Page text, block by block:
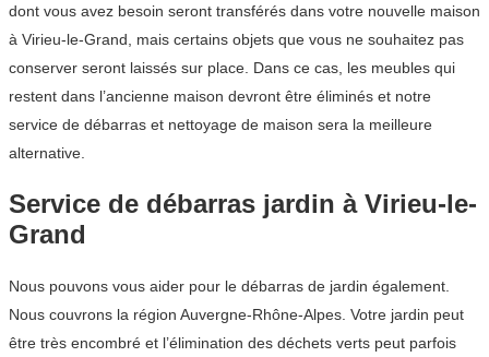
dont vous avez besoin seront transférés dans votre nouvelle maison
à Virieu-le-Grand, mais certains objets que vous ne souhaitez pas
conserver seront laissés sur place. Dans ce cas, les meubles qui
restent dans l’ancienne maison devront être éliminés et notre
service de débarras et nettoyage de maison sera la meilleure
alternative.
Service de débarras jardin à Virieu-le-
Grand
Nous pouvons vous aider pour le débarras de jardin également.
Nous couvrons la région Auvergne-Rhône-Alpes. Votre jardin peut
être très encombré et l’élimination des déchets verts peut parfois